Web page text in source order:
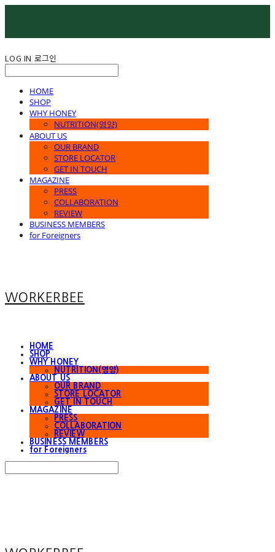
LOG IN 로그인
HOME
SHOP
WHY HONEY
NUTRITION(영양)
ABOUT US
OUR BRAND
STORE LOCATOR
GET IN TOUCH
MAGAZINE
PRESS
COLLABORATION
REVIEW
BUSINESS MEMBERS
for Foreigners
WORKERBEE
HOME
SHOP
WHY HONEY
NUTRITION(영양)
ABOUT US
OUR BRAND
STORE LOCATOR
GET IN TOUCH
MAGAZINE
PRESS
COLLABORATION
REVIEW
BUSINESS MEMBERS
for Foreigners